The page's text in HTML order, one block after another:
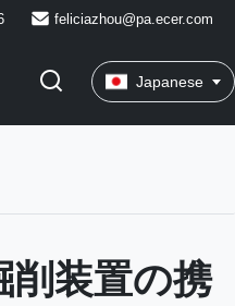
feliciazhou@pa.ecer.com
Japanese
削装置の携